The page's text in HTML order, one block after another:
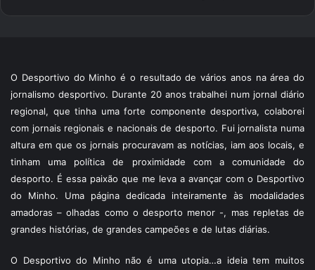
O Desportivo do Minho é o resultado de vários anos na área do
jornalismo desportivo. Durante 20 anos trabalhei num jornal diário
regional, que tinha uma forte componente desportiva, colaborei
com jornais regionais e nacionais de desporto. Fui jornalista numa
altura em que os jornais procuravam as notícias, iam aos locais, e
tinham uma política de proximidade com a comunidade do
desporto. É essa paixão que me leva a avançar com o Desportivo
do Minho. Uma página dedicada inteiramente às modalidades
amadoras – olhadas como o desporto menor -, mas repletas de
grandes histórias, de grandes campeões e de lutas diárias.
O Desportivo do Minho não é uma utopia…a ideia tem muitos